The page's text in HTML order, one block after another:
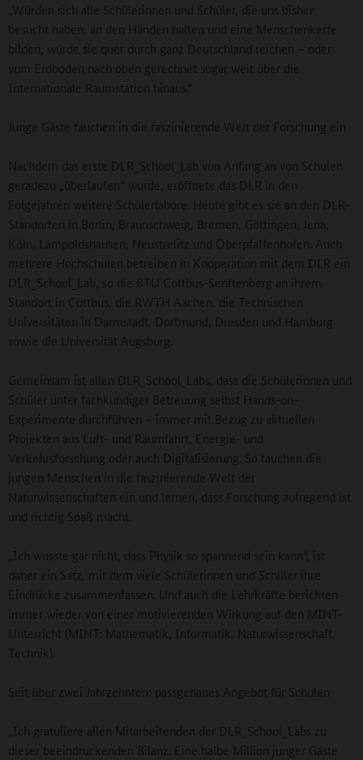
„Würden sich alle Schülerinnen und Schüler, die uns bisher
besucht haben, an den Händen halten und eine Menschenkette
bilden, würde sie quer durch ganz Deutschland reichen – oder
vom Erdboden nach oben gerechnet sogar weit über die
Internationale Raumstation hinaus.“
Junge Gäste tauchen in die faszinierende Welt der Forschung ein
Nachdem das erste DLR_School_Lab von Anfang an von Schulen
geradezu „überlaufen“ wurde, eröffnete das DLR in den
Folgejahren weitere Schülerlabore. Heute gibt es sie an den DLR-
Standorten in Berlin, Braunschweig, Bremen, Göttingen, Jena,
Köln, Lampoldshausen, Neustrelitz und Oberpfaffenhofen. Auch
mehrere Hochschulen betreiben in Kooperation mit dem DLR ein
DLR_School_Lab, so die BTU Cottbus-Senftenberg an ihrem
Standort in Cottbus, die RWTH Aachen, die Technischen
Universitäten in Darmstadt, Dortmund, Dresden und Hamburg
sowie die Universität Augsburg.
Gemeinsam ist allen DLR_School_Labs, dass die Schülerinnen und
Schüler unter fachkundiger Betreuung selbst Hands-on-
Experimente durchführen – immer mit Bezug zu aktuellen
Projekten aus Luft- und Raumfahrt, Energie- und
Verkehrsforschung oder auch Digitalisierung. So tauchen die
jungen Menschen in die faszinierende Welt der
Naturwissenschaften ein und lernen, dass Forschung aufregend ist
und richtig Spaß macht.
„Ich wusste gar nicht, dass Physik so spannend sein kann“, ist
daher ein Satz, mit dem viele Schülerinnen und Schüler ihre
Eindrücke zusammenfassen. Und auch die Lehrkräfte berichten
immer wieder von einer motivierenden Wirkung auf den MINT-
Unterricht (MINT: Mathematik, Informatik, Naturwissenschaft,
Technik).
Seit über zwei Jahrzehnten: passgenaues Angebot für Schulen
„Ich gratuliere allen Mitarbeitenden der DLR_School_Labs zu
dieser beeindruckenden Bilanz. Eine halbe Million junger Gäste